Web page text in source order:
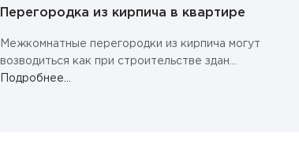
Перегородка из кирпича в квартире
Межкомнатные перегородки из кирпича могут
возводиться как при строительстве здан...
Подробнее...